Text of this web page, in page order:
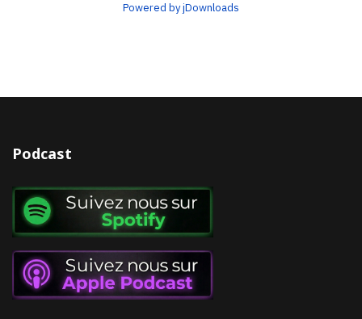
Powered by jDownloads
Podcast